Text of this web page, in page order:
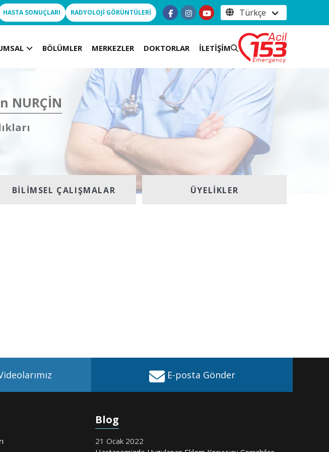
RADYOLOJİ GÖRÜNTÜLERİ
HASTA SONUÇLARI
BÖLÜMLER MERKEZLER DOKTORLAR İLETİŞİM
NURÇİN
BILIMSEL ÇALIŞMALAR ÜYELIKLER
E-posta Gönder
Blog
21 Ocak 2022